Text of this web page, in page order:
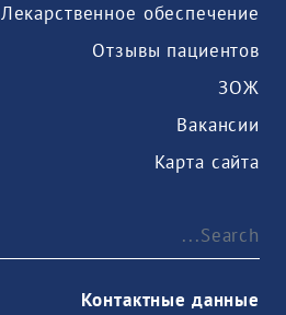
Лекарственное обеспечение
Отзывы пациентов
ЗОЖ
Вакансии
Карта сайта
Контактные данные